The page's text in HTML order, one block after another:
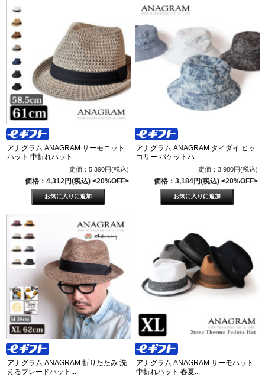
アナグラム ANAGRAM サーモニット
ハット 中折れハット...
定価：5,390円(税込)
価格：4,312円(税込) <20%OFF>
アナグラム ANAGRAM タイダイ ヒッ
コリー バケットハ...
定価：3,980円(税込)
価格：3,184円(税込) <20%OFF>
アナグラム ANAGRAM 折りたたみ 洗
えるブレードハット...
アナグラム ANAGRAM サーモハット
中折れハット 春夏...